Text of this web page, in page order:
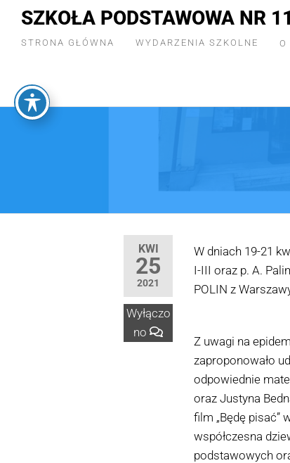
SZKOŁA PODSTAWOWA NR
STRONA GŁÓWNA WYDARZENIA SZKOLNE O
KWI
25
2021
Wyłączo
no
W dniach 19-21
I-III oraz p. A.
POLIN z
Z uwagi na
zaproponowało
odpowiednie
oraz Justyna
film „Będę pisać”
współczesna
podstawowych